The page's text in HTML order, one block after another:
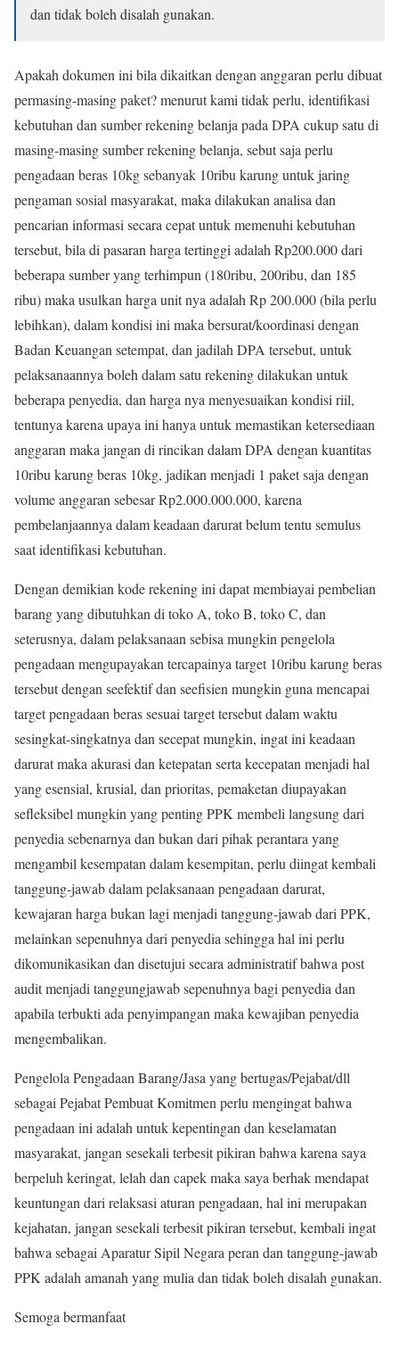
dan tidak boleh disalah gunakan.
Apakah dokumen ini bila dikaitkan dengan anggaran perlu dibuat
permasing-masing paket? menurut kami tidak perlu, identifikasi
kebutuhan dan sumber rekening belanja pada DPA cukup satu di
masing-masing sumber rekening belanja, sebut saja perlu
pengadaan beras 10kg sebanyak 10ribu karung untuk jaring
pengaman sosial masyarakat, maka dilakukan analisa dan
pencarian informasi secara cepat untuk memenuhi kebutuhan
tersebut, bila di pasaran harga tertinggi adalah Rp200.000 dari
beberapa sumber yang terhimpun (180ribu, 200ribu, dan 185
ribu) maka usulkan harga unit nya adalah Rp 200.000 (bila perlu
lebihkan), dalam kondisi ini maka bersurat/koordinasi dengan
Badan Keuangan setempat, dan jadilah DPA tersebut, untuk
pelaksanaannya boleh dalam satu rekening dilakukan untuk
beberapa penyedia, dan harga nya menyesuaikan kondisi riil,
tentunya karena upaya ini hanya untuk memastikan ketersediaan
anggaran maka jangan di rincikan dalam DPA dengan kuantitas
10ribu karung beras 10kg, jadikan menjadi 1 paket saja dengan
volume anggaran sebesar Rp2.000.000.000, karena
pembelanjaannya dalam keadaan darurat belum tentu semulus
saat identifikasi kebutuhan.
Dengan demikian kode rekening ini dapat membiayai pembelian
barang yang dibutuhkan di toko A, toko B, toko C, dan
seterusnya, dalam pelaksanaan sebisa mungkin pengelola
pengadaan mengupayakan tercapainya target 10ribu karung beras
tersebut dengan seefektif dan seefisien mungkin guna mencapai
target pengadaan beras sesuai target tersebut dalam waktu
sesingkat-singkatnya dan secepat mungkin, ingat ini keadaan
darurat maka akurasi dan ketepatan serta kecepatan menjadi hal
yang esensial, krusial, dan prioritas, pemaketan diupayakan
sefleksibel mungkin yang penting PPK membeli langsung dari
penyedia sebenarnya dan bukan dari pihak perantara yang
mengambil kesempatan dalam kesempitan, perlu diingat kembali
tanggung-jawab dalam pelaksanaan pengadaan darurat,
kewajaran harga bukan lagi menjadi tanggung-jawab dari PPK,
melainkan sepenuhnya dari penyedia sehingga hal ini perlu
dikomunikasikan dan disetujui secara administratif bahwa post
audit menjadi tanggungjawab sepenuhnya bagi penyedia dan
apabila terbukti ada penyimpangan maka kewajiban penyedia
mengembalikan.
Pengelola Pengadaan Barang/Jasa yang bertugas/Pejabat/dll
sebagai Pejabat Pembuat Komitmen perlu mengingat bahwa
pengadaan ini adalah untuk kepentingan dan keselamatan
masyarakat, jangan sesekali terbesit pikiran bahwa karena saya
berpeluh keringat, lelah dan capek maka saya berhak mendapat
keuntungan dari relaksasi aturan pengadaan, hal ini merupakan
kejahatan, jangan sesekali terbesit pikiran tersebut, kembali ingat
bahwa sebagai Aparatur Sipil Negara peran dan tanggung-jawab
PPK adalah amanah yang mulia dan tidak boleh disalah gunakan.
Semoga bermanfaat